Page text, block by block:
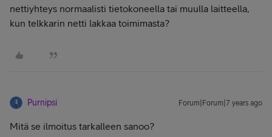
nettiyhteys normaalisti tietokoneella tai muulla laitteella,
kun telkkarin netti lakkaa toimimasta?
Purnipsi Forum|Forum|7 years ago
Mitä se ilmoitus tarkalleen sanoo?